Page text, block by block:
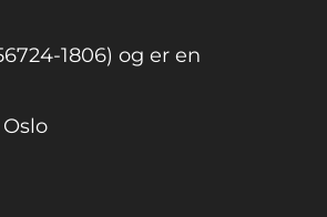
1806) og er en